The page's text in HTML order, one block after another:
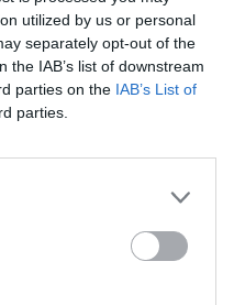
utilized by us or personal
separately opt-out of the
IAB’s list of downstream
parties on the IAB’s List of
parties.